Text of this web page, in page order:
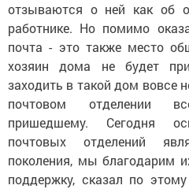
отзываются о ней как об
работнике. Но помимо
почта - это также место
хозяин дома не будет
заходить в такой дом вовсе
почтовом отделении
пришедшему. Сегодня
почтовых отделений
поколения, мы благодарим
поддержку, сказал по